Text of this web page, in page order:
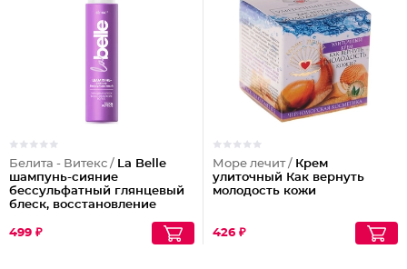
Белита - Витекс / La Belle
шампунь-сияние
бессульфатный глянцевый
блеск, восстановление
499 ₽
Море лечит / Крем
улиточный Как вернуть
молодость кожи
426 ₽